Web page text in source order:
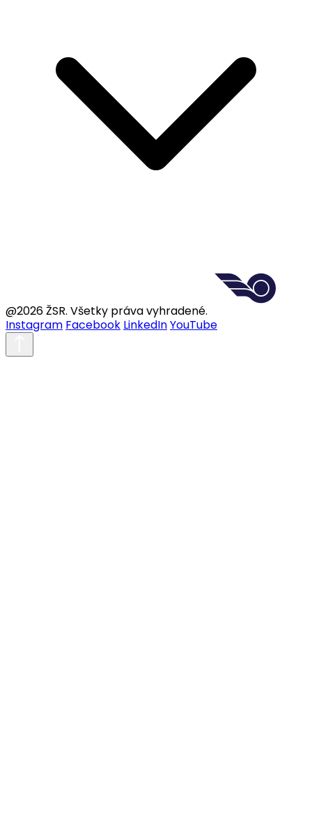
@2026 ŽSR. Všetky práva vyhradené.
Instagram Facebook LinkedInYouTube